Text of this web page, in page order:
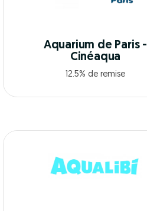
Aquarium de Paris -
Cinéaqua
12.5% de remise